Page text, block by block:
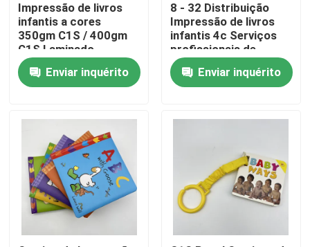
Recurso
Contacte-nos
Peça umas citações
Impressão de livros de mesa
Impressão de cartas de tarô
Impressão de livros
infantis a cores
350gm C1S / 400gm
C1S Laminado
brilhante
Enviar inquérito
8 - 32 Distribuição
Impressão de livros
infantis 4c Serviços
profissionais de
impressão a cores
Enviar inquérito